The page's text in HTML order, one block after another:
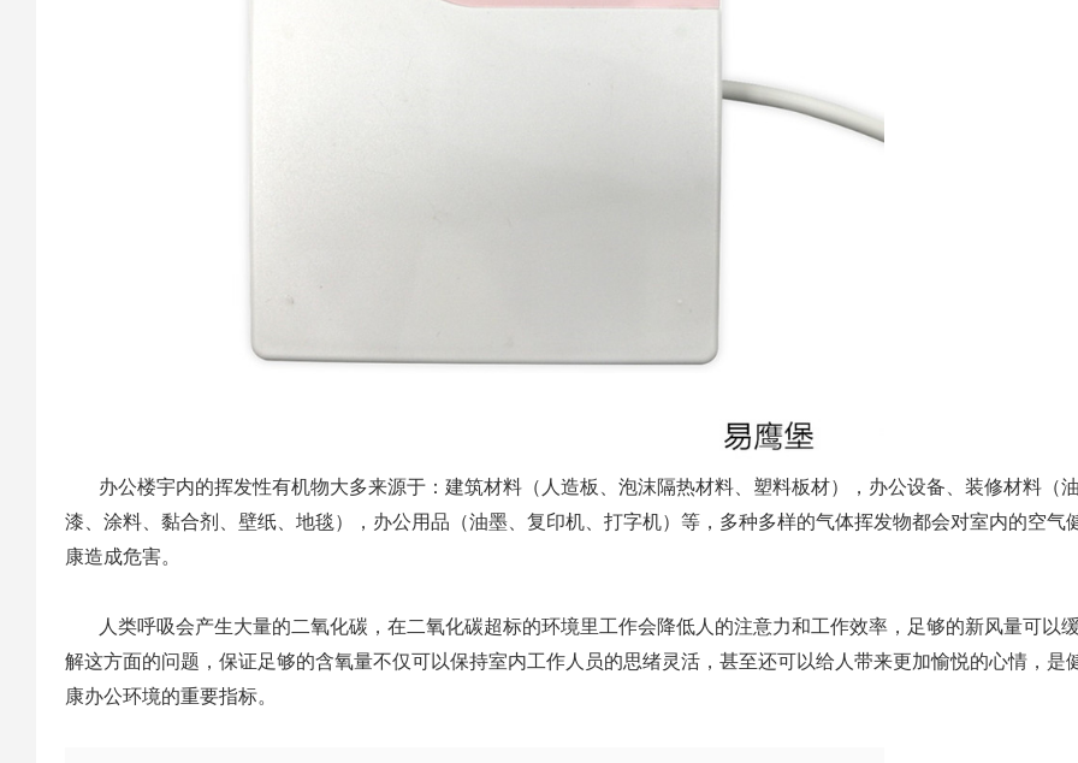
办公楼宇内的挥发性有机物大多来源于：建筑材料（人造板、泡沫隔热材料、塑料板材），办公设备、装修材料（油
漆、涂料、黏合剂、壁纸、地毯），办公用品（油墨、复印机、打字机）等，多种多样的气体挥发物都会对室内的空气
康造成危害。
人类呼吸会产生大量的二氧化碳，在二氧化碳超标的环境里工作会降低人的注意力和工作效率，足够的新风量可以
解这方面的问题，保证足够的含氧量不仅可以保持室内工作人员的思绪灵活，甚至还可以给人带来更加愉悦的心情，是
康办公环境的重要指标。